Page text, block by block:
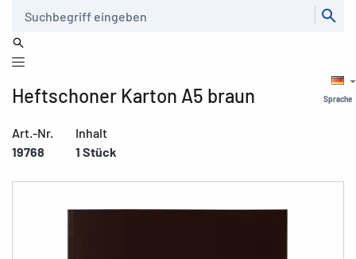
Sprache
Heftschoner Karton A5 braun
Art.-Nr.
19768
Inhalt
1 Stück